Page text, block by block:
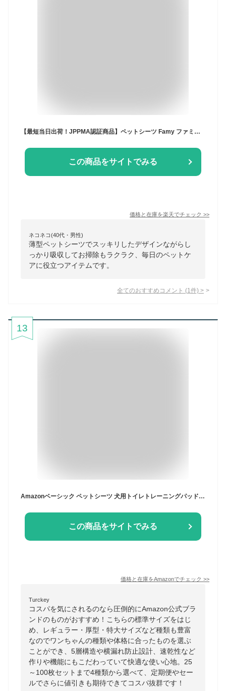
【最短当日出荷！JPPMA認証商品】ペットシーツ Famy ファミー JPPMA認証 薄型 1回使い切り レギュラー800枚/ワイド400枚/スーパーワイド200枚 厚型 3回吸収 レギュラー400枚/ワイド200枚/スーパーワイド100枚 ペットシート トイレシート 犬 猫 W消臭 選べる6種類
この商品をサイトでみる
価格と在庫を楽天でチェック >>
ネコネコ(40代・男性)
薄型ペットシーツでスッキリしたデザインながらし
っかり吸収してお掃除もラクラク、毎日のペットケ
アに役立つアイテムです。
全てのおすすめコメント (1 件) >
13
Amazonベーシック ペットシーツ 犬用トイレトレーニングパッド 標準サイズ 50枚セットブルー
この商品をサイトでみる
価格と在庫をAmazonでチェック >>
Turckey
コスパを気にされるのなら圧倒的にAmazon公式ブラ
ンドのものがおすすめ！こちらの標準サイズをはじ
め、レギュラー・厚型・特大サイズなど種類も豊富
なのでワンちゃんの種類や体格に合ったものを選ぶ
ことができ、5層構造や横漏れ防止設計、速乾性など
作りや機能にもこだわっていて快適な使い心地。25
～100枚セットまで4種類から選べて、定期便やセー
ルでさらに値引きも期待できてコスパ抜群です！